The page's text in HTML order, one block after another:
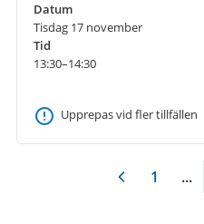
Datum
Tisdag 17 november
Tid
13:30–14:30
Upprepas vid fler tillfällen
1 ...